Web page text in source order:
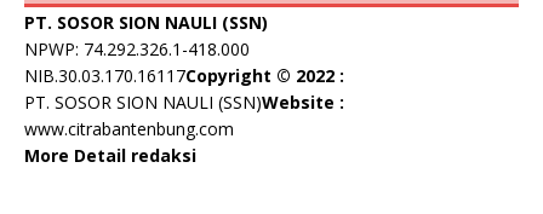
PT. SOSOR SION NAULI (SSN)
NPWP: 74.292.326.1-418.000
NIB.30.03.170.16117Copyright © 2022 :
PT. SOSOR SION NAULI (SSN)Website :
www.citrabantenbung.com
More Detail redaksi